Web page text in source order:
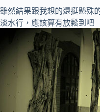
雖然結果跟我想的還挺懸殊
淡水行，應該算有放鬆到吧